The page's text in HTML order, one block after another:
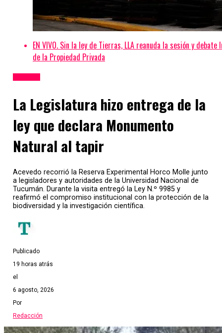
EN VIVO. Sin la ley de Tierras, LLA reanuda la sesión y debate
de la Propiedad Privada
La Legislatura hizo entrega de la
ley que declara Monumento
Natural al tapir
Acevedo recorrió la Reserva Experimental Horco Molle junto
a legisladores y autoridades de la Universidad Nacional de
Tucumán. Durante la visita entregó la Ley N.º 9985 y
reafirmó el compromiso institucional con la protección de la
biodiversidad y la investigación científica.
Publicado
19 horas atrás
el
6 agosto, 2026
Por
Redacción